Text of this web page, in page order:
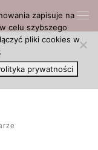
zapisuje na
celu szybszego
pliki cookies w
prywatności